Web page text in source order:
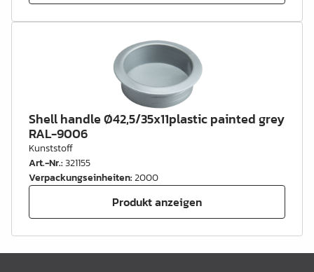
Shell handle Ø42,5/35x11plastic painted grey
RAL-9006
Kunststoff
Art.-Nr.:321155
Verpackungseinheiten:2000
Produkt anzeigen